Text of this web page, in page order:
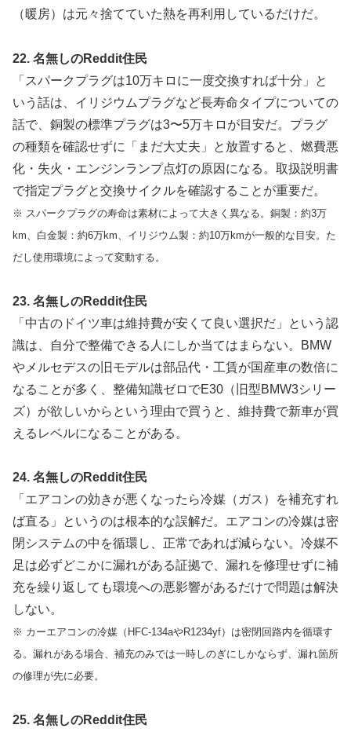
（暖房）は元々捨てていた熱を再利用しているだけだ。
22. 名無しのReddit住民
「スパークプラグは10万キロに一度交換すれば十分」と
いう話は、イリジウムプラグなど長寿命タイプについての
話で、銅製の標準プラグは3〜5万キロが目安だ。プラグ
の種類を確認せずに「まだ大丈夫」と放置すると、燃費悪
化・失火・エンジンランプ点灯の原因になる。取扱説明書
で指定プラグと交換サイクルを確認することが重要だ。
※ スパークプラグの寿命は素材によって大きく異なる。銅製：約3万
km、白金製：約6万km、イリジウム製：約10万kmが一般的な目安。た
だし使用環境によって変動する。
23. 名無しのReddit住民
「中古のドイツ車は維持費が安くて良い選択だ」という認
識は、自分で整備できる人にしか当てはまらない。BMW
やメルセデスの旧モデルは部品代・工賃が国産車の数倍に
なることが多く、整備知識ゼロでE30（旧型BMW3シリー
ズ）が欲しいからという理由で買うと、維持費で新車が買
えるレベルになることがある。
24. 名無しのReddit住民
「エアコンの効きが悪くなったら冷媒（ガス）を補充すれ
ば直る」というのは根本的な誤解だ。エアコンの冷媒は密
閉システムの中を循環し、正常であれば減らない。冷媒不
足は必ずどこかに漏れがある証拠で、漏れを修理せずに補
充を繰り返しても環境への悪影響があるだけで問題は解決
しない。
※ カーエアコンの冷媒（HFC-134aやR1234yf）は密閉回路内を循環す
る。漏れがある場合、補充のみでは一時しのぎにしかならず、漏れ箇所
の修理が先に必要。
25. 名無しのReddit住民